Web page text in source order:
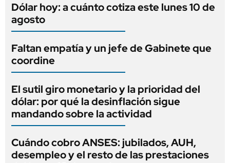
Dólar hoy: a cuánto cotiza este lunes 10 de
agosto
Faltan empatía y un jefe de Gabinete que
coordine
El sutil giro monetario y la prioridad del
dólar: por qué la desinflación sigue
mandando sobre la actividad
Cuándo cobro ANSES: jubilados, AUH,
desempleo y el resto de las prestaciones